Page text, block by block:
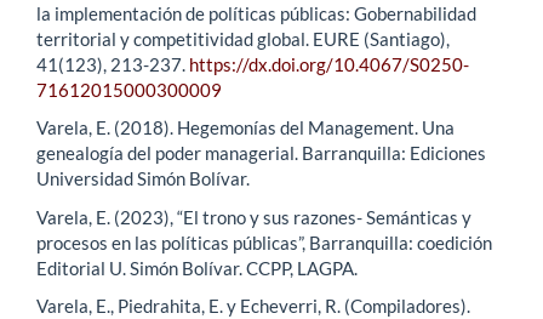
la implementación de políticas públicas: Gobernabilidad
territorial y competitividad global. EURE (Santiago),
41(123), 213-237. https://dx.doi.org/10.4067/S0250-
71612015000300009
Varela, E. (2018). Hegemonías del Management. Una
genealogía del poder managerial. Barranquilla: Ediciones
Universidad Simón Bolívar.
Varela, E. (2023), “El trono y sus razones- Semánticas y
procesos en las políticas públicas”, Barranquilla: coedición
Editorial U. Simón Bolívar. CCPP, LAGPA.
Varela, E., Piedrahita, E. y Echeverri, R. (Compiladores).